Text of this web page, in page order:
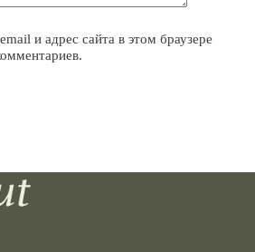
и адрес сайта в этом браузере